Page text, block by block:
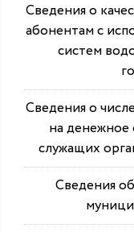
Сведения о
абонентам с
систем
Сведения о
на
служащих
Сведения